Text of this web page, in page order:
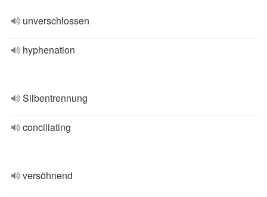
unverschlossen
hyphenation
Silbentrennung
conciliating
versöhnend